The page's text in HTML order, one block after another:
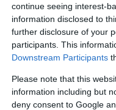
continue seeing interest-
information disclosed to
further disclosure of your
participants. This
Downstream Participants
Please note that this
information including but
deny consent to Google